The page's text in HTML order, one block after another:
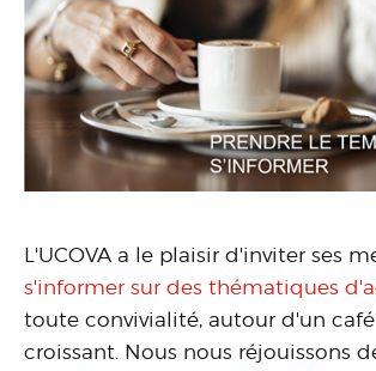
L'UCOVA a le plaisir d'inviter ses
s'informer sur des thématiques
toute convivialité, autour d'un
croissant. Nous nous réjouissons